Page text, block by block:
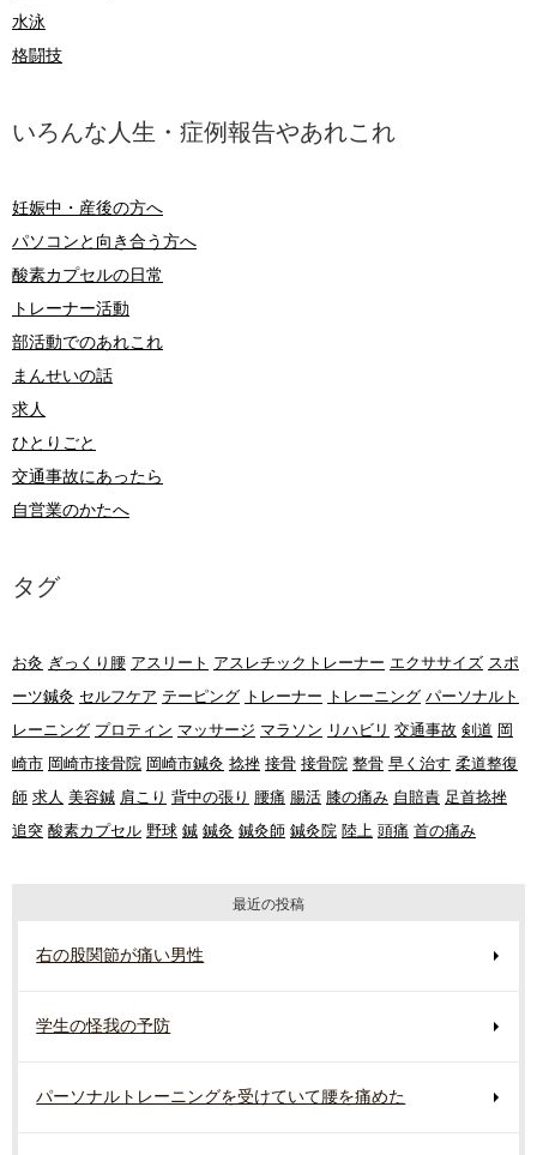
水泳
格闘技
いろんな人生・症例報告やあれこれ
妊娠中・産後の方へ
パソコンと向き合う方へ
酸素カプセルの日常
トレーナー活動
部活動でのあれこれ
まんせいの話
求人
ひとりごと
交通事故にあったら
自営業のかたへ
タグ
お灸 ぎっくり腰 アスリート アスレチックトレーナー エクササイズ スポ
ーツ鍼灸 セルフケア テーピング トレーナー トレーニング パーソナルト
レーニング プロティン マッサージ マラソン リハビリ 交通事故 剣道 岡
崎市 岡崎市接骨院 岡崎市鍼灸 捻挫 接骨 接骨院 整骨 早く治す 柔道整復
師 求人 美容鍼 肩こり 背中の張り 腰痛 腸活 膝の痛み 自賠責 足首捻挫
追突 酸素カプセル 野球 鍼 鍼灸 鍼灸師 鍼灸院 陸上 頭痛 首の痛み
最近の投稿
右の股関節が痛い男性
学生の怪我の予防
パーソナルトレーニングを受けていて腰を痛めた